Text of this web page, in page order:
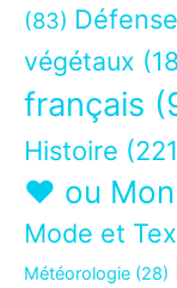
(83) Défense
végétaux
français
Histoire
❤ ou
Mode et
Météorologie (28)